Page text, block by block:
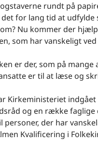
rundt på
for lang tid at udfylde
Nu kommer der
som har vanskeligt
er der, som på
er til at læse og
Kirkeministeriet
og en række
personer, der har
Kvalificering i